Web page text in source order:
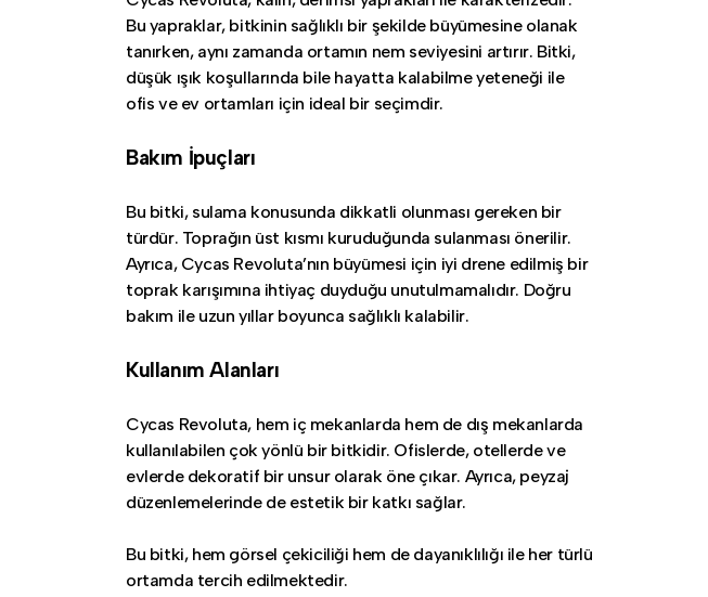
Bu yapraklar, bitkinin sağlıklı bir şekilde büyümesine olanak
tanırken, aynı zamanda ortamın nem seviyesini artırır. Bitki,
düşük ışık koşullarında bile hayatta kalabilme yeteneği ile
ofis ve ev ortamları için ideal bir seçimdir.
Bakım İpuçları
Bu bitki, sulama konusunda dikkatli olunması gereken bir
türdür. Toprağın üst kısmı kuruduğunda sulanması önerilir.
Ayrıca, Cycas Revoluta’nın büyümesi için iyi drene edilmiş bir
toprak karışımına ihtiyaç duyduğu unutulmamalıdır. Doğru
bakım ile uzun yıllar boyunca sağlıklı kalabilir.
Kullanım Alanları
Cycas Revoluta, hem iç mekanlarda hem de dış mekanlarda
kullanılabilen çok yönlü bir bitkidir. Ofislerde, otellerde ve
evlerde dekoratif bir unsur olarak öne çıkar. Ayrıca, peyzaj
düzenlemelerinde de estetik bir katkı sağlar.
Bu bitki, hem görsel çekiciliği hem de dayanıklılığı ile her türlü
ortamda tercih edilmektedir.